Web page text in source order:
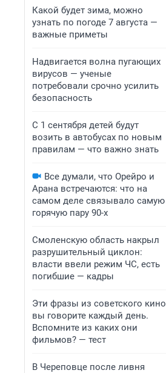
Какой будет зима, можно
узнать по погоде 7 августа —
важные приметы
Надвигается волна пугающих
вирусов — ученые
потребовали срочно усилить
безопасность
С 1 сентября детей будут
возить в автобусах по новым
правилам — что важно знать
Все думали, что Орейро и
Арана встречаются: что на
самом деле связывало самую
горячую пару 90-х
Смоленскую область накрыл
разрушительный циклон:
власти ввели режим ЧС, есть
погибшие — кадры
Эти фразы из советского кино
вы говорите каждый день.
Вспомните из каких они
фильмов? — тест
В Череповце после ливня